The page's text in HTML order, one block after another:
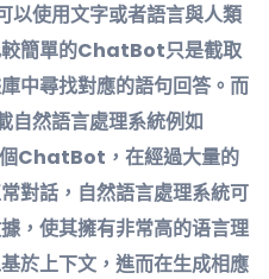
使用文字或者語言與人類
較簡單的ChatBot只是截取
中尋找對應的語句回答。而
然語言處理系統例如
ChatBot，在經過大量的
對話，自然語言處理系統可
，使其擁有非常高的语言理
於上下文，進而在生成相應